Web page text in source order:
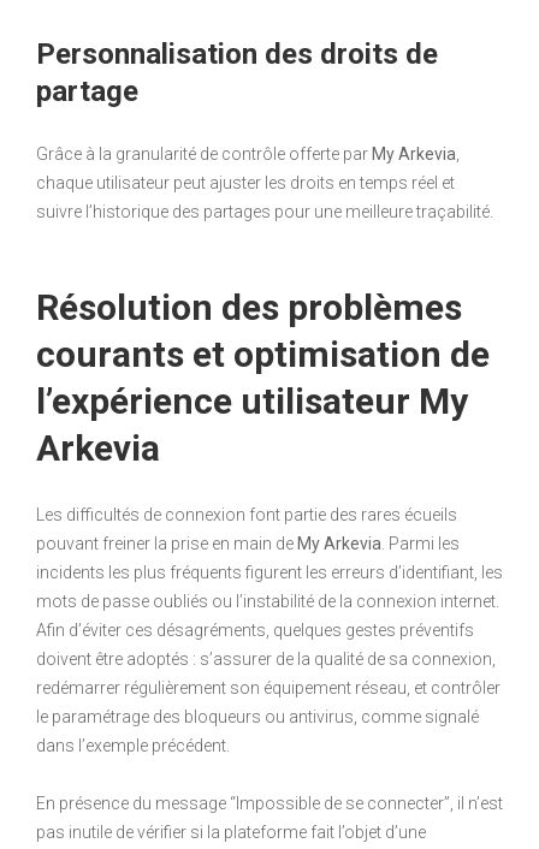
Personnalisation des droits de
partage
Grâce à la granularité de contrôle offerte par My Arkevia
chaque utilisateur peut ajuster les droits en temps réel et
suivre l’historique des partages pour une meilleure traçabilité.
Résolution des problèmes
courants et optimisation de
l’expérience utilisateur My
Arkevia
Les difficultés de connexion font partie des rares écueils
pouvant freiner la prise en main de My Arkevia . Parmi les
incidents les plus fréquents figurent les erreurs d’identifiant, les
mots de passe oubliés ou l’instabilité de la connexion internet.
Afin d’éviter ces désagréments, quelques gestes préventifs
doivent être adoptés : s’assurer de la qualité de sa connexion,
redémarrer régulièrement son équipement réseau, et contrôler
le paramétrage des bloqueurs ou antivirus, comme signalé
dans l’exemple précédent.
En présence du message “Impossible de se connecter”, il n’est
pas inutile de vérifier si la plateforme fait l’objet d’une